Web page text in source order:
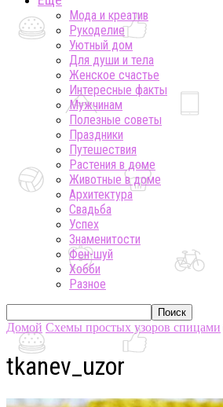
Мода и креатив
Рукоделие
Уютный дом
Для души и тела
Женское счастье
Интересные факты
Мужчинам
Полезные советы
Праздники
Путешествия
Растения в доме
Животные в доме
Архитектура
Свадьба
Успех
Знаменитости
Фен-шуй
Хобби
Разное
Домой Схемы простых узоров спицами
tkanev_uzor